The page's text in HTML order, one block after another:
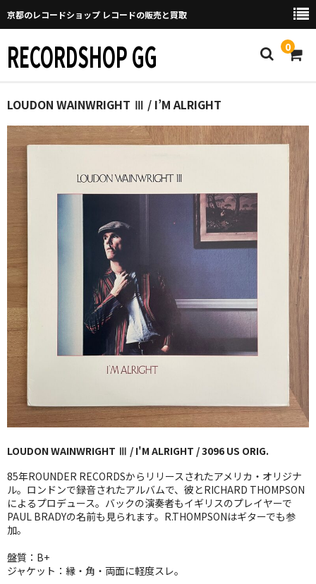
京都のレコードショップ レコードの販売と買取
RECORDSHOP GG 0
Home
マイページ
買取について
取り置きなどについて
Categories
GG RECORD （当店のレーベル）
JAZZ-US
BLUE NOTE
JAZZ-EU
JAZZ-JP
JAZZ-VOCAL
ROCK
LOUDON WAINWRIGHT Ⅲ / I’M ALRIGHT
LOUDON WAINWRIGHT Ⅲ / I'M ALRIGHT / 3096 US ORIG.
85年ROUNDER RECORDSからリリースされたアメリカ・オリジナ
ル。ロンドンで録音されたアルバムで、彼とRICHARD THOMPSON
によるプロデュース。バックの演奏者もイギリスのプレイヤーで
PAUL BRADYの名前も見られます。R.THOMPSONはギターでも参
加。
盤質：B+
ジャケット：縁・角・両面に軽度スレ。